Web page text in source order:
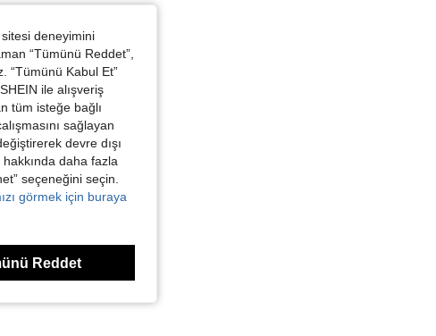
deneyimini
“Tümünü Reddet”,
“Tümünü Kabul Et”
ile alışveriş
tüm isteğe bağlı
sağlayan
devre dışı
daha fazla
seçeneğini seçin.
görmek için buraya
Reddet